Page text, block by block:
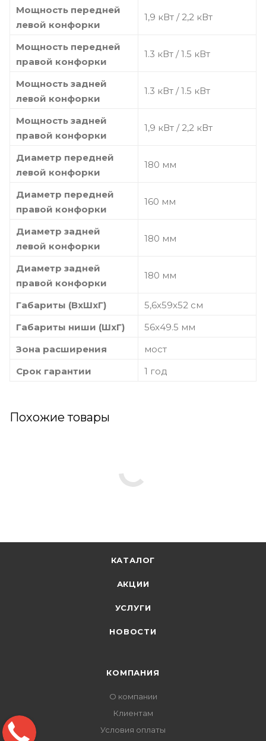
Мощность передней
левой конфорки
1,9 кВт / 2,2 кВт
Мощность передней
правой конфорки
1.3 кВт / 1.5 кВт
Мощность задней
левой конфорки
1.3 кВт / 1.5 кВт
Мощность задней
правой конфорки
1,9 кВт / 2,2 кВт
Диаметр передней
левой конфорки
180 мм
Диаметр передней
правой конфорки
160 мм
Диаметр задней
левой конфорки
180 мм
Диаметр задней
правой конфорки
180 мм
Габариты (ВхШхГ)
5,6х59х52 см
Габариты ниши (ШхГ)
56x49.5 мм
Зона расширения
мост
Срок гарантии
1 год
Похожие товары
КАТАЛОГ
АКЦИИ
УСЛУГИ
НОВОСТИ
КОМПАНИЯ
О компании
Клиентам
Условия оплаты